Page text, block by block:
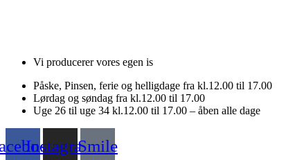
Vi producerer vores egen is
Påske, Pinsen, ferie og helligdage fra kl.12.00 til 17.00
Lørdag og søndag fra kl.12.00 til 17.00
Uge 26 til uge 34 kl.12.00 til 17.00 – åben alle dage
InstagramSmile